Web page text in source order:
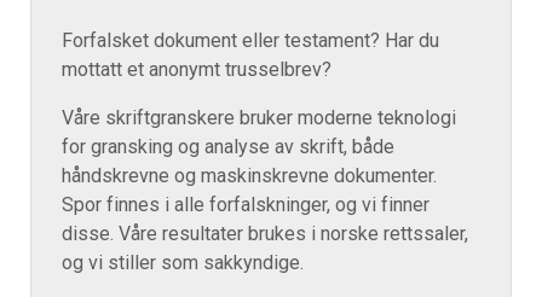
Forfalsket dokument eller testament? Har du
mottatt et anonymt trusselbrev?
Våre skriftgranskere bruker moderne teknologi
for gransking og analyse av skrift, både
håndskrevne og maskinskrevne dokumenter.
Spor finnes i alle forfalskninger, og vi finner
disse. Våre resultater brukes i norske rettssaler,
og vi stiller som sakkyndige.